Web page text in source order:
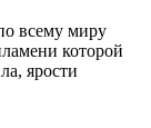
всему миру
которой
ярости